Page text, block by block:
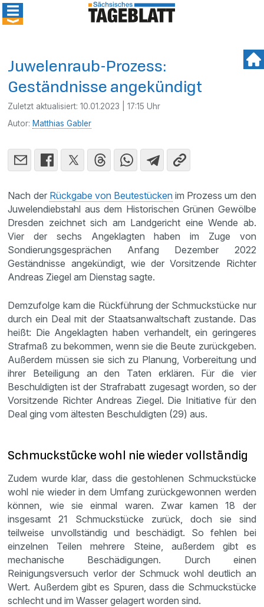
Juwelenraub-Prozess:
Geständnisse angekündigt
Zuletzt aktualisiert:10.01.2023 | 17:15 Uhr
Autor: Matthias Gabler
Nach der Rückgabe von Beutestücken im Prozess um den
Juwelendiebstahl aus dem Historischen Grünen Gewölbe
Dresden zeichnet sich am Landgericht eine Wende ab.
Vier der sechs Angeklagten haben im Zuge von
Sondierungsgesprächen Anfang Dezember 2022
Geständnisse angekündigt, wie der Vorsitzende Richter
Andreas Ziegel am Dienstag sagte.
Demzufolge kam die Rückführung der Schmuckstücke nur
durch ein Deal mit der Staatsanwaltschaft zustande. Das
heißt: Die Angeklagten haben verhandelt, ein geringeres
Strafmaß zu bekommen, wenn sie die Beute zurückgeben.
Außerdem müssen sie sich zu Planung, Vorbereitung und
ihrer Beteiligung an den Taten erklären. Für die vier
Beschuldigten ist der Strafrabatt zugesagt worden, so der
Vorsitzende Richter Andreas Ziegel. Die Initiative für den
Deal ging vom ältesten Beschuldigten (29) aus.
Schmuckstücke wohl nie wieder vollständig
Zudem wurde klar, dass die gestohlenen Schmuckstücke
wohl nie wieder in dem Umfang zurückgewonnen werden
können, wie sie einmal waren. Zwar kamen 18 der
insgesamt 21 Schmuckstücke zurück, doch sie sind
teilweise unvollständig und beschädigt. So fehlen bei
einzelnen Teilen mehrere Steine, außerdem gibt es
mechanische Beschädigungen. Durch einen
Reinigungsversuch verlor der Schmuck wohl deutlich an
Wert. Außerdem gibt es Spuren, dass die Schmuckstücke
schlecht und im Wasser gelagert worden sind.